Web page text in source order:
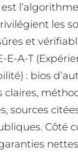
les
et
E-A-T
: bios
claires,
sources
Côté